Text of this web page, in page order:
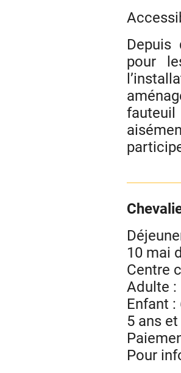
Depuis
pour
10 mai
Centre
Adulte :
Enfant :
5 ans
Pour